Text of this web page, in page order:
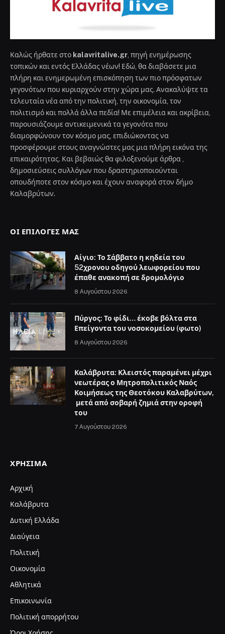
Καλώς ήρθατε στο kalavritalive.gr, πηγή ενημέρωσης
τοπικών και εντός Ελλάδας νέων! Εδώ, θα διαβάσετε μια
πλήρη και ενημερωμένη επισκόπηση των πιο πρόσφατων
γεγονότων που κυριαρχούν στην χώρα μας. Ανακαλύψτε τα
τελευταία νέα από την πολιτική, την οικονομία, τον
πολιτισμό και πολλά άλλα πεδία! Με επιμέλεια και ακρίβεια,
παρουσιάζουμε αντικειμενικά τα γεγονότα που
διαμορφώνουν τον κόσμο μας, επιδιώκοντας να
προσφέρουμε στους αναγνώστες μας μια πλήρη εικόνα της
επικαιρότητας. Και βεβαιώς θα φιλοξενούμε άρθρα ,
δημοσιεύσεις συλλόγων που δραστηριοποιούνται
οπουδήποτε στον κόσμο και έχουν αναφορά στον δήμο
Καλαβρύτων.
ΟΙ ΕΠΙΛΟΓΈΣ ΜΑΣ
Αίγιο: Το Σάββατο η κηδεία του
52χρονου οδηγού λεωφορείου που
έπαθε ανακοπή σε δρομολόγιο
8 Αυγούστου 2026
Πύργος: Το φίδι… έκοβε βόλτα στα
Επείγοντα του νοσοκομείου (φωτο)
8 Αυγούστου 2026
Καλάβρυτα: Κλειστός παραμένει μέχρι
νεωτέρας ο Μητροπολιτικός Ναός
Κοιμήσεως της Θεοτόκου Καλαβρύτων,
μετά από σοβαρή ζημιά στην οροφή
του
7 Αυγούστου 2026
ΧΡΉΣΙΜΑ
Αρχική
Καλάβρυτα
Δυτική Ελλάδα
Διαύγεια
Πολιτική
Οικονομία
Αθλητικά
Επικοινωνία
Πολιτική απορρήτου